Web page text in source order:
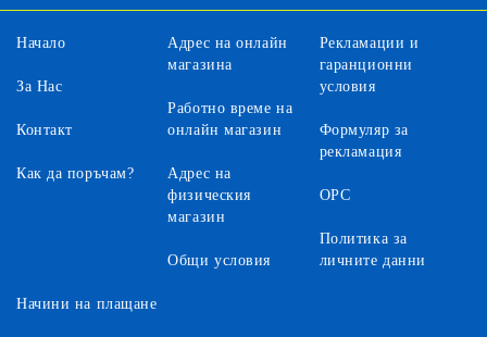
Начало
За Нас
Контакт
Как да поръчам?
Адрес на онлайн
магазина
Работно време на
онлайн магазин
Адрес на
физическия
магазин
Общи условия
Рекламации и
гаранционни
условия
Формуляр за
рекламация
ОРС
Политика за
личните данни
Начини на плащане